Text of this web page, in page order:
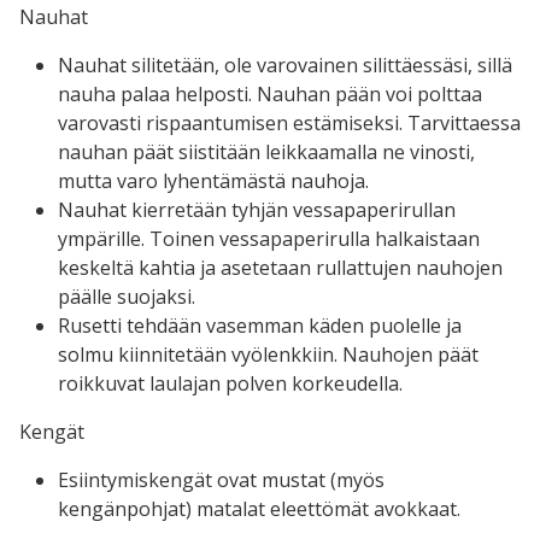
Nauhat
Nauhat silitetään, ole varovainen silittäessäsi, sillä
nauha palaa helposti. Nauhan pään voi polttaa
varovasti rispaantumisen estämiseksi. Tarvittaessa
nauhan päät siistitään leikkaamalla ne vinosti,
mutta varo lyhentämästä nauhoja.
Nauhat kierretään tyhjän vessapaperirullan
ympärille. Toinen vessapaperirulla halkaistaan
keskeltä kahtia ja asetetaan rullattujen nauhojen
päälle suojaksi.
Rusetti tehdään vasemman käden puolelle ja
solmu kiinnitetään vyölenkkiin. Nauhojen päät
roikkuvat laulajan polven korkeudella.
Kengät
Esiintymiskengät ovat mustat (myös
kengänpohjat) matalat eleettömät avokkaat.